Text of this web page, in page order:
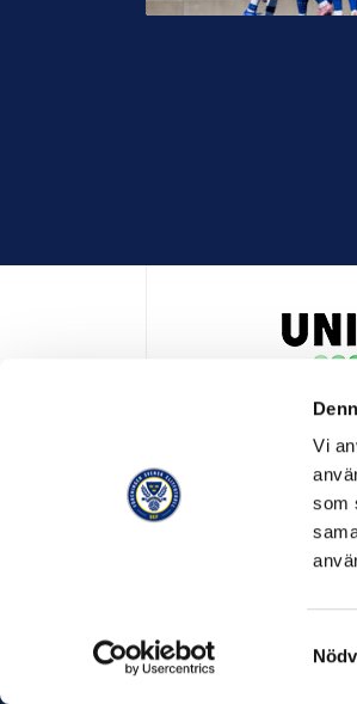
Vi
som
HUVUDPARTNER OCH
© SVENSK ELITFOTBOLL 2026